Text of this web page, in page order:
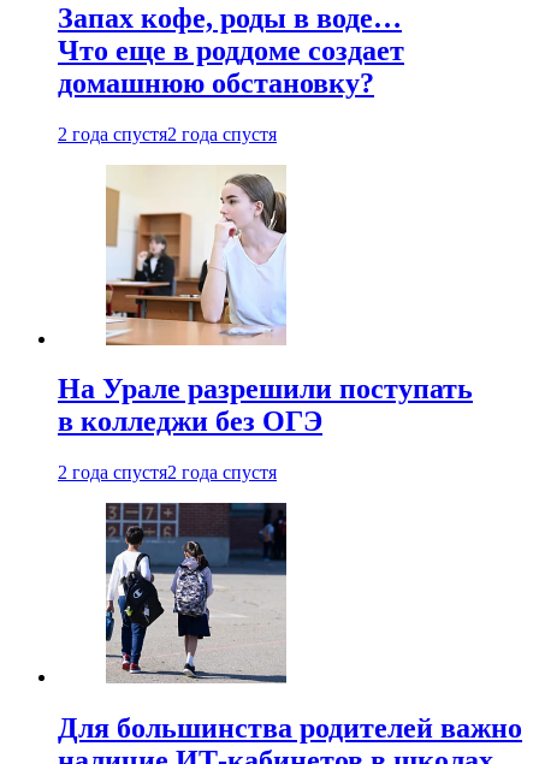
Запах кофе, роды в воде…
Что еще в роддоме создает
домашнюю обстановку?
2 года спустя2 года спустя
На Урале разрешили поступать
в колледжи без ОГЭ
2 года спустя2 года спустя
Для большинства родителей важно